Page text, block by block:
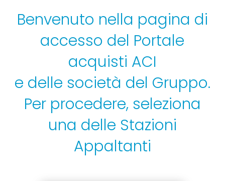
Benvenuto nella pagina di
accesso del Portale
acquisti ACI
e delle società del Gruppo.
Per procedere, seleziona
una delle Stazioni
Appaltanti